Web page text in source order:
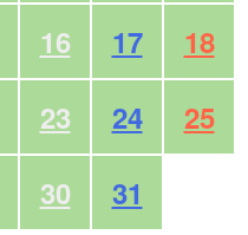
16 17
18
23 24
25
30 31